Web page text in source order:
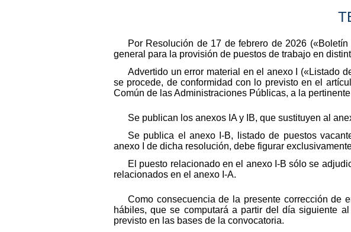
Por Resolución de 17 de febrero de 2026
general para la provisión de puestos de trabajo en
Advertido un error material en el anexo I («Listado
se procede, de conformidad con lo previsto en el
Común de las Administraciones Públicas, a la
Se publican los anexos IA y IB, que sustituyen al
Se publica el anexo I-B, listado de puestos
anexo I de dicha resolución, debe figurar
El puesto relacionado en el anexo I-B sólo se
relacionados en el anexo I-A.
Como consecuencia de la presente corrección de
hábiles, que se computará a partir del día siguiente
previsto en las bases de la convocatoria.